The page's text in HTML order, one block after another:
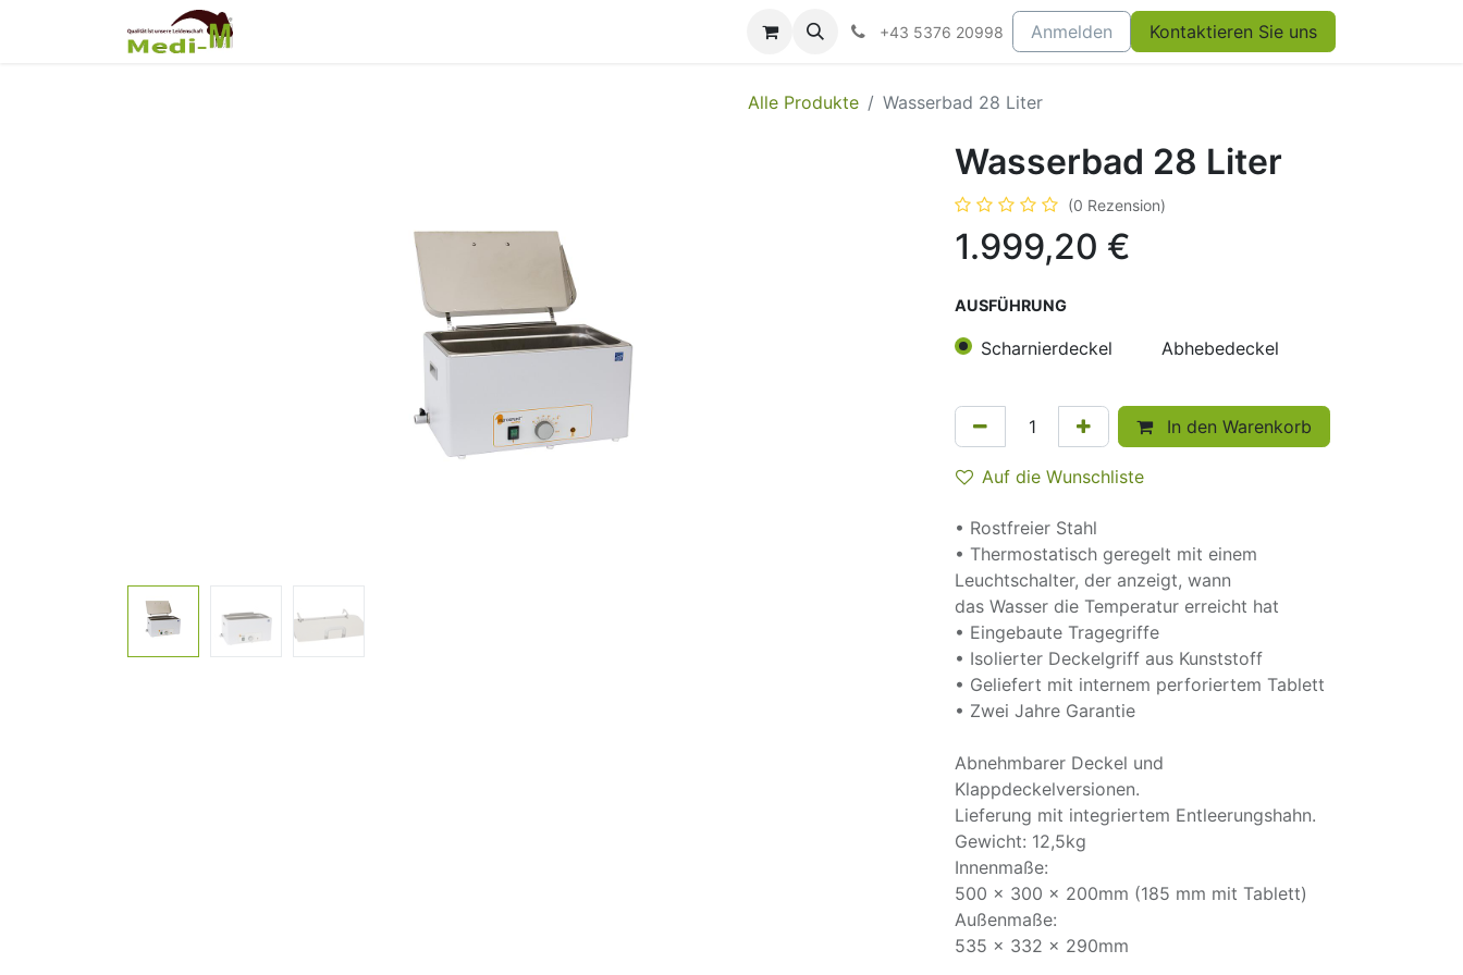
Messen/Veranstaltungen Downloads Hilfe
+43 5376 20998 Anmelden Kontaktieren Sie uns
Alle Produkte Wasserbad 28 Liter
Wasserbad 28 Liter
(0 Rezension)
1.999,20 €
AUSFÜHRUNG
Scharnierdeckel Abhebedeckel
In den Warenkorb
Auf die Wunschliste
• Rostfreier Stahl
• Thermostatisch geregelt mit einem
Leuchtschalter, der anzeigt, wann
das Wasser die Temperatur erreicht hat
• Eingebaute Tragegriffe
• Isolierter Deckelgriff aus Kunststoff
• Geliefert mit internem perforiertem Tablett
• Zwei Jahre Garantie
Abnehmbarer Deckel und
Klappdeckelversionen.
Lieferung mit integriertem Entleerungshahn.
Gewicht: 12,5kg
Innenmaße:
500 x 300 x 200mm (185 mm mit Tablett)
Außenmaße:
535 x 332 x 290mm